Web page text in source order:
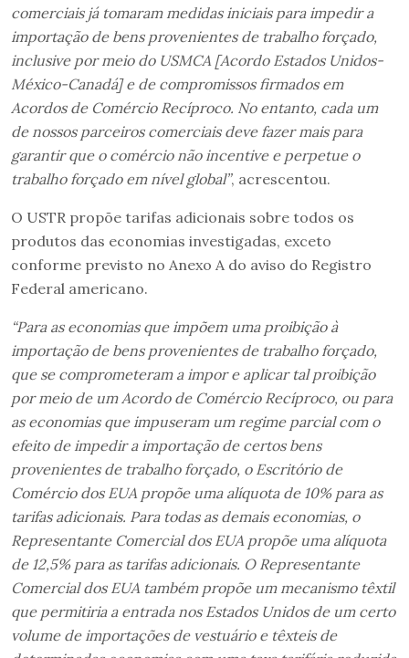
comerciais já tomaram medidas iniciais para impedir a
importação de bens provenientes de trabalho forçado,
inclusive por meio do USMCA [Acordo Estados Unidos-
México-Canadá] e de compromissos firmados em
Acordos de Comércio Recíproco. No entanto, cada um
de nossos parceiros comerciais deve fazer mais para
garantir que o comércio não incentive e perpetue o
trabalho forçado em nível global”, acrescentou.
O USTR propõe tarifas adicionais sobre todos os
produtos das economias investigadas, exceto
conforme previsto no Anexo A do aviso do Registro
Federal americano.
“Para as economias que impõem uma proibição à
importação de bens provenientes de trabalho forçado,
que se comprometeram a impor e aplicar tal proibição
por meio de um Acordo de Comércio Recíproco, ou para
as economias que impuseram um regime parcial com o
efeito de impedir a importação de certos bens
provenientes de trabalho forçado, o Escritório de
Comércio dos EUA propõe uma alíquota de 10% para as
tarifas adicionais. Para todas as demais economias, o
Representante Comercial dos EUA propõe uma alíquota
de 12,5% para as tarifas adicionais. O Representante
Comercial dos EUA também propõe um mecanismo têxtil
que permitiria a entrada nos Estados Unidos de um certo
volume de importações de vestuário e têxteis de